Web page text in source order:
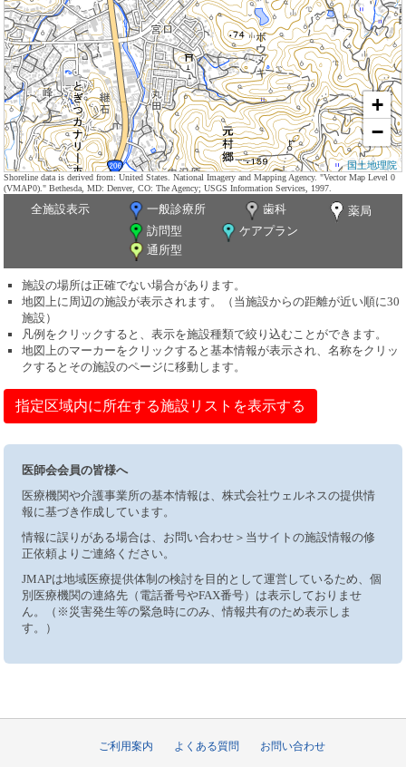
+
−
国土地理院
Shoreline data is derived from: United States. National Imagery and Mapping Agency. "Vector Map Level 0
(VMAP0)." Bethesda, MD: Denver, CO: The Agency; USGS Information Services, 1997.
全施設表示 一般診療所 歯科
薬局
訪問型
ケアプラン
通所型
施設の場所は正確でない場合があります。
地図上に周辺の施設が表示されます。（当施設からの距離が近い順に30
施設）
凡例をクリックすると、表示を施設種類で絞り込むことができます。
地図上のマーカーをクリックすると基本情報が表示され、名称をクリッ
クするとその施設のページに移動します。
指定区域内に所在する施設リストを表示する
医師会会員の皆様へ
医療機関や介護事業所の基本情報は、株式会社ウェルネスの提供情
報に基づき作成しています。
情報に誤りがある場合は、お問い合わせ＞当サイトの施設情報の修
正依頼よりご連絡ください。
JMAPは地域医療提供体制の検討を目的として運営しているため、個
別医療機関の連絡先（電話番号やFAX番号）は表示しておりませ
ん。（※災害発生等の緊急時にのみ、情報共有のため表示しま
す。）
ご利用案内 よくある質問 お問い合わせ